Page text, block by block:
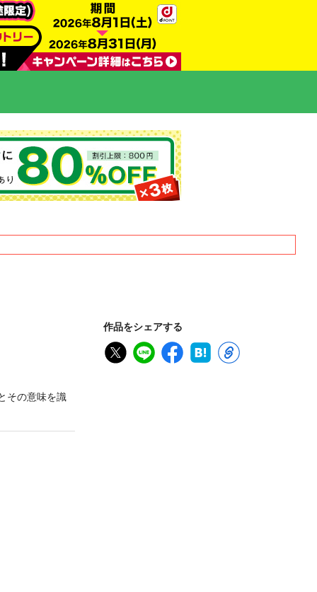
作品をシェアする
その意味を識